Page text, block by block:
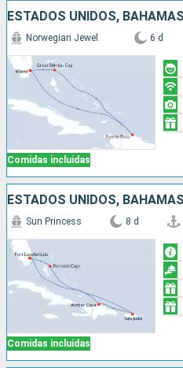
Comidas incluidas
Norwegian Jewel 6 d
Comidas incluidas
Sun Princess 8 d